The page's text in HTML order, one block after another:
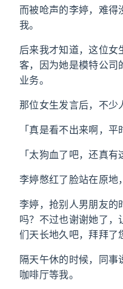
而被呛声的李婷，难得
我。
后来我才知道，这位女
客，因为她是模特公司
业务。
那位女生发言后，不少
「真是看不出来啊，平
「太狗血了吧，还真有
李婷憋红了脸站在原地
李婷，抢别人男朋友的
吗？不过也谢谢她了，
们天长地久吧，拜拜了
隔天午休的时候，同事
咖啡厅等我。